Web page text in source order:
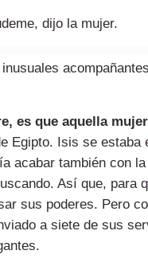
dijo la mujer.
es que aquella
Egipto. Isis se estaba
acabar también con
Así que, para
sus poderes. Pero
a siete de sus